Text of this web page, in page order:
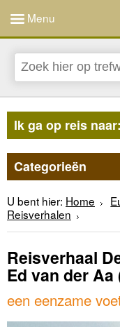
Menu
Ik ga op reis naar:
Categorieën
U bent hier: Home
Reisverhalen
Reisverhaal
Ed van der Aa
een eenzame